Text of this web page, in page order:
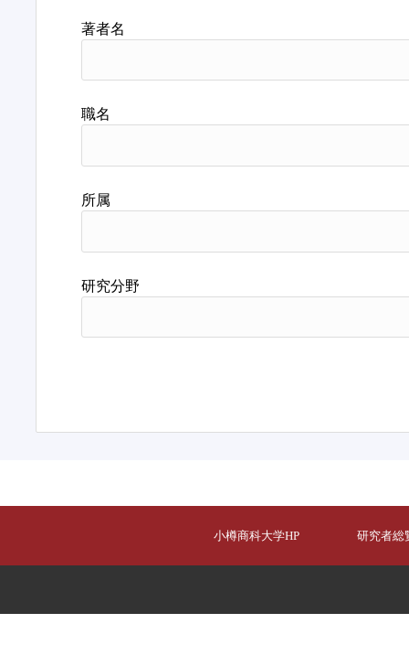
著者名
職名
所属
研究分野
小樽商科大学HP 研究者総